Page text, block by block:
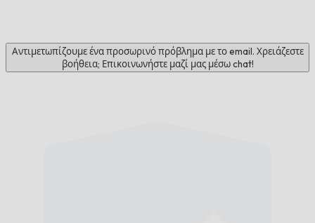
Αντιμετωπίζουμε ένα προσωρινό πρόβλημα με το email. Χρειάζεστε
βοήθεια; Επικοινωνήστε μαζί μας μέσω chat!